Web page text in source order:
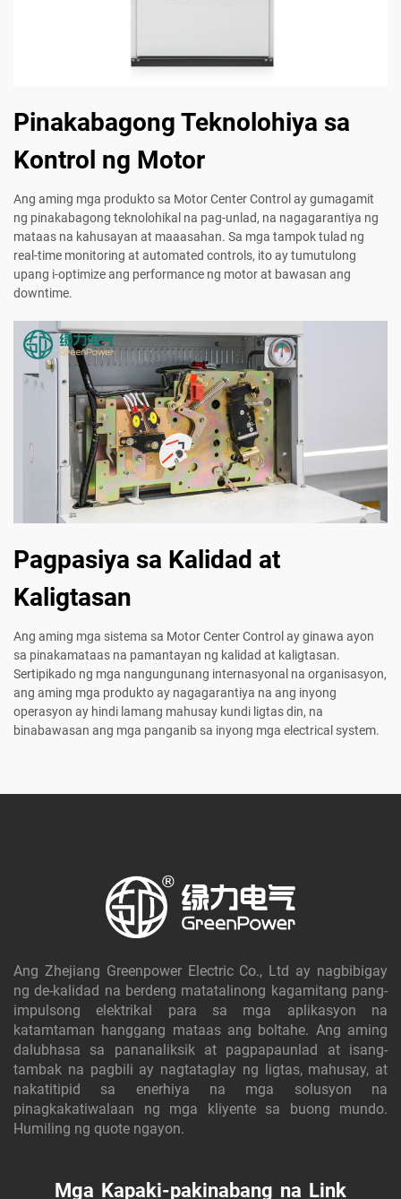
Pinakabagong Teknolohiya sa
Kontrol ng Motor
Ang aming mga produkto sa Motor Center Control ay gumagamit
ng pinakabagong teknolohikal na pag-unlad, na nagagarantiya ng
mataas na kahusayan at maaasahan. Sa mga tampok tulad ng
real-time monitoring at automated controls, ito ay tumutulong
upang i-optimize ang performance ng motor at bawasan ang
downtime.
Pagpasiya sa Kalidad at
Kaligtasan
Ang aming mga sistema sa Motor Center Control ay ginawa ayon
sa pinakamataas na pamantayan ng kalidad at kaligtasan.
Sertipikado ng mga nangungunang internasyonal na organisasyon,
ang aming mga produkto ay nagagarantiya na ang inyong
operasyon ay hindi lamang mahusay kundi ligtas din, na
binabawasan ang mga panganib sa inyong mga electrical system.
Ang Zhejiang Greenpower Electric Co., Ltd ay nagbibigay
ng de-kalidad na berdeng matatalinong kagamitang pang-
impulsong elektrikal para sa mga aplikasyon na
katamtaman hanggang mataas ang boltahe. Ang aming
dalubhasa sa pananaliksik at pagpapaunlad at isang-
tambak na pagbili ay nagtataglay ng ligtas, mahusay, at
nakatitipid sa enerhiya na mga solusyon na
pinagkakatiwalaan ng mga kliyente sa buong mundo.
Humiling ng quote ngayon.
Mga Kapaki-pakinabang na Link